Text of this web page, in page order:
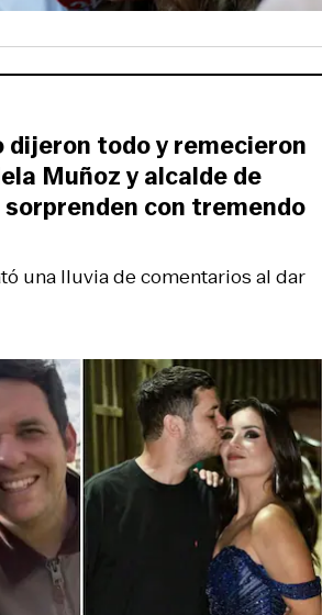
una lluvia de comentarios al dar
dijeron todo y remecieron
Muñoz y alcalde de
con tremendo